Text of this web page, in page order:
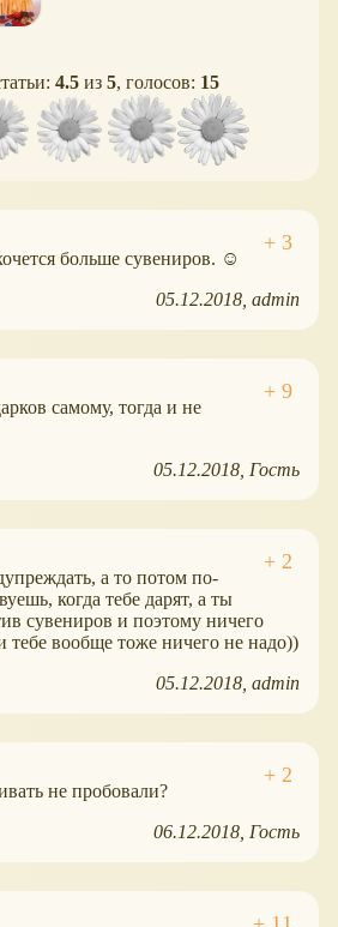
4.5 из 5, голосов: 15
больше сувениров. ☺
05.12.2018 admin
самому, тогда и не
05.12.2018 Гость
а то потом по-
когда тебе дарят, а ты
сувениров и поэтому ничего
тебе вообще тоже ничего не надо))
05.12.2018 admin
не пробовали?
06.12.2018 Гость